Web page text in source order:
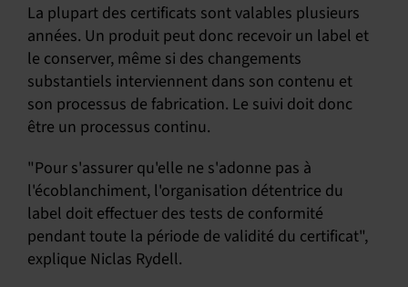
La plupart des certificats sont valables plusieurs
années. Un produit peut donc recevoir un label et
le conserver, même si des changements
substantiels interviennent dans son contenu et
son processus de fabrication. Le suivi doit donc
être un processus continu.
"Pour s'assurer qu'elle ne s'adonne pas à
l'écoblanchiment, l'organisation détentrice du
label doit effectuer des tests de conformité
pendant toute la période de validité du certificat",
explique Niclas Rydell.